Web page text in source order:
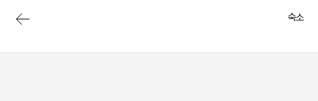
숙소